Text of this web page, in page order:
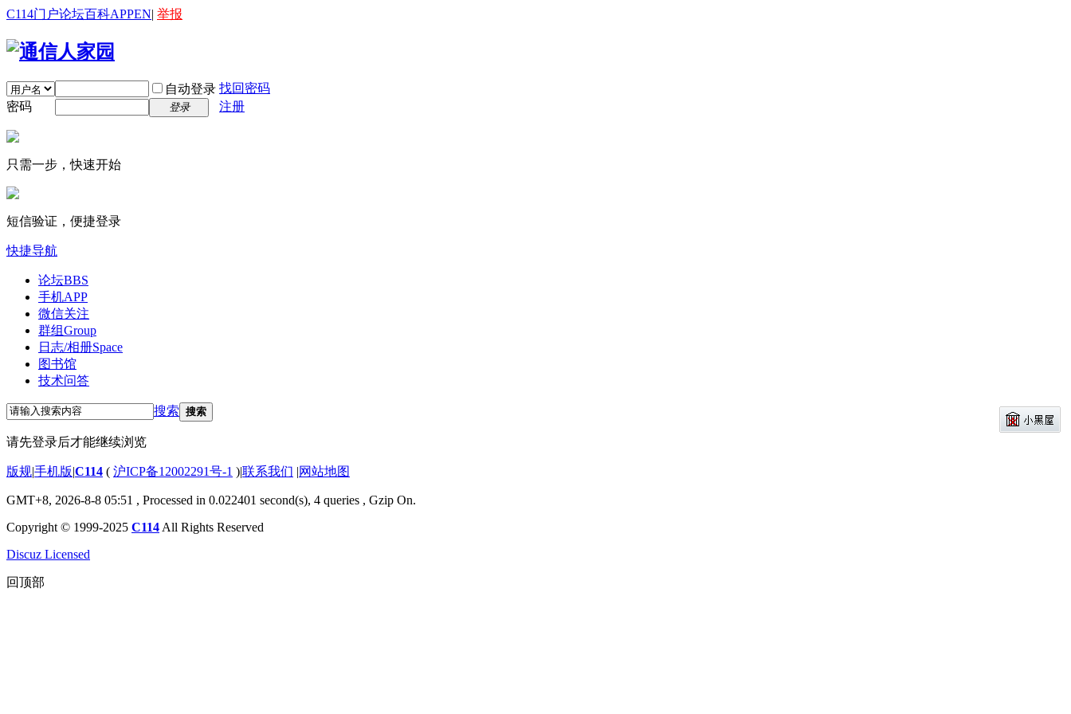
C114门户论坛百科APPEN| 举报
自动登录 找回密码
密码
登录 注册
只需一步，快速开始
短信验证，便捷登录
快捷导航
论坛BBS
手机APP
微信关注
群组Group
日志/相册Space
图书馆
技术问答
搜索 搜索
请先登录后才能继续浏览
版规|手机版|C114 ( 沪ICP备12002291号-1 )|联系我们 |网站地图
GMT+8, 2026-8-8 05:51 , Processed in 0.022401 second(s), 4 queries , Gzip On.
Copyright © 1999-2025 C114 All Rights Reserved
Discuz Licensed
回顶部